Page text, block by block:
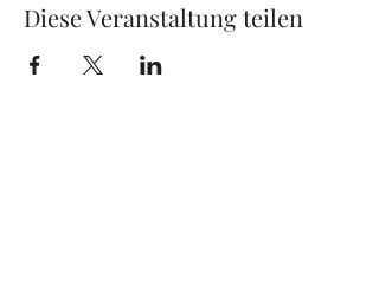
Diese Veranstaltung teilen